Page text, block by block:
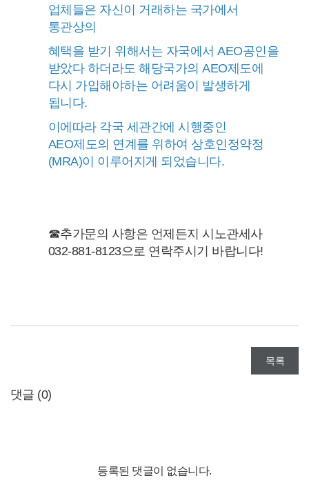
업체들은 자신이 거래하는 국가에서
통관상의
혜택을 받기 위해서는 자국에서 AEO공인을
받았다 하더라도 해당국가의 AEO제도에
다시 가입해야하는 어려움이 발생하게
됩니다.
이에따라 각국 세관간에 시행중인
AEO제도의 연계를 위하여 상호인정약정
(MRA)이 이루어지게 되었습니다.
☎추가문의 사항은 언제든지 시노관세사
032-881-8123으로 연락주시기 바랍니다!
목록
댓글 (0)
등록된 댓글이 없습니다.